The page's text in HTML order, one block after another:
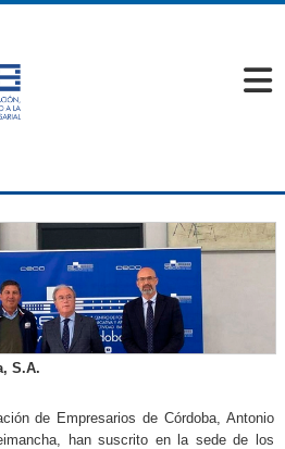
S.A.
de Empresarios de Córdoba, Antonio
han suscrito en la sede de los